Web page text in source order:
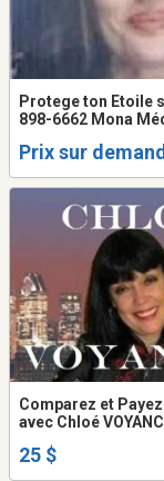
Protege ton Etoile
898-6662 Mona
Prix sur
Comparez et Payez
avec Chloé
25 $